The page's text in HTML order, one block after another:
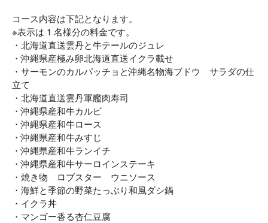
コース内容は下記となります。
※表示は 1 名様分の料金です。
・北海道直送雲丹と牛テールのジュレ
・沖縄県産極み卵北海道直送イクラ載せ
・サーモンのカルパッチョと沖縄名物海ブドウ サラダの仕
立て
・北海道直送雲丹軍艦肉寿司
・沖縄県産和牛カルビ
・沖縄県産和牛ロース
・沖縄県産和牛みすじ
・沖縄県産和牛ランイチ
・沖縄県産和牛サーロインステーキ
・焼き物 ロブスター ウニソース
・海鮮と季節の野菜たっぷり和風ダシ鍋
・イクラ丼
・マンゴー香る杏仁豆腐